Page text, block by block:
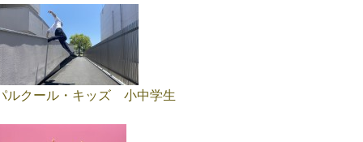
ルクール・キッズ 小中学生